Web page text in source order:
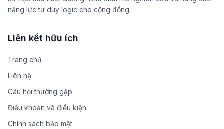
năng lực tư duy logic cho cộng đồng.
Liên kết hữu ích
Trang chủ
Liên hệ
Câu hỏi thường gặp
Điều khoản và điều kiện
Chính sách bảo mật